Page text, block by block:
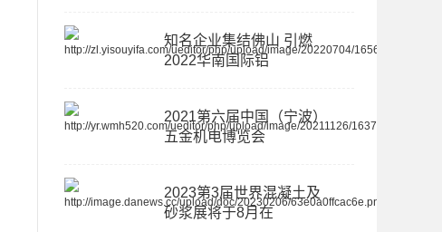
知名企业集结佛山 引燃
2022华南国际铝
2021第六届中国（宁波）
五金机电博览会
2023第3届世界混凝土及
砂浆展将于8月在